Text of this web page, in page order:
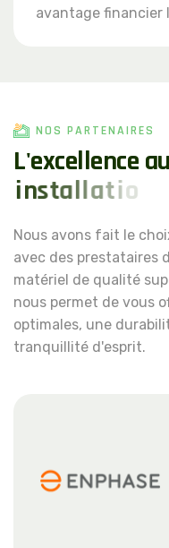
avantage financier
NOS PARTENAIRES
L'excellence au
installations
Nous avons fait le
avec des prestataires
matériel de qualité
nous permet de vous
optimales, une
tranquillité d'esprit.